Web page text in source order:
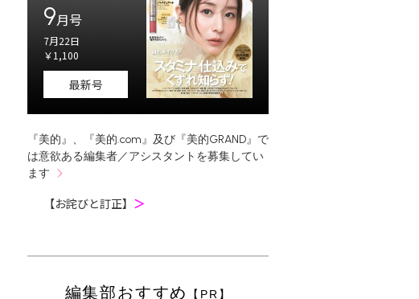
9月号
7月22日
￥1,100
最新号
『美的』、『美的.com』及び『美的GRAND』で
は意欲ある編集者／アシスタントを募集してい
ます
【お詫びと訂正】 ＞
編集部おすすめ 【PR】